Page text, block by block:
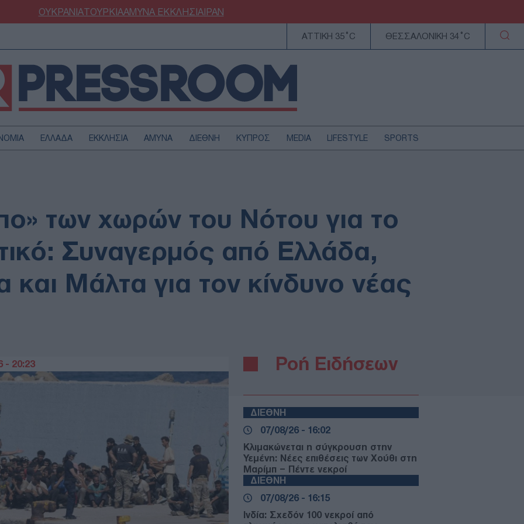
ΟΥΚΡΑΝΙΑΤΟΥΡΚΙΑΑΜΥΝΑΕΚΚΛΗΣΙΑΙΡΑΝ
ΑΤΤΙΚΗ 35°C ΘΕΣΣΑΛΟΝΙΚΗ 34°C
ΕΛΛΑΔΑ ΕΚΚΛΗΣΙΑ ΑΜΥΝΑ ΔΙΕΘΝΗ ΚΥΠΡΟΣ MEDIA LIFESTYLE SPORTS
ΥΓΕΙΑ
ΤΕΧΝΟΛΟΓΙΑ
ΑΡΘΡΟΓΡΑΦΙΑ
των χωρών του Νότου για το
Συναγερμός από Ελλάδα,
και Μάλτα για τον κίνδυνο νέας
- 20:23 Ροή Ειδήσεων
ΔΙΕΘΝΗ
07/08/26 - 16:02
Κλιμακώνεται η σύγκρουση στην
Υεμένη: Νέες επιθέσεις των Χούθι στη
Μαρίμπ – Πέντε νεκροί
ΔΙΕΘΝΗ
07/08/26 - 16:15
Ινδία: Σχεδόν 100 νεκροί από